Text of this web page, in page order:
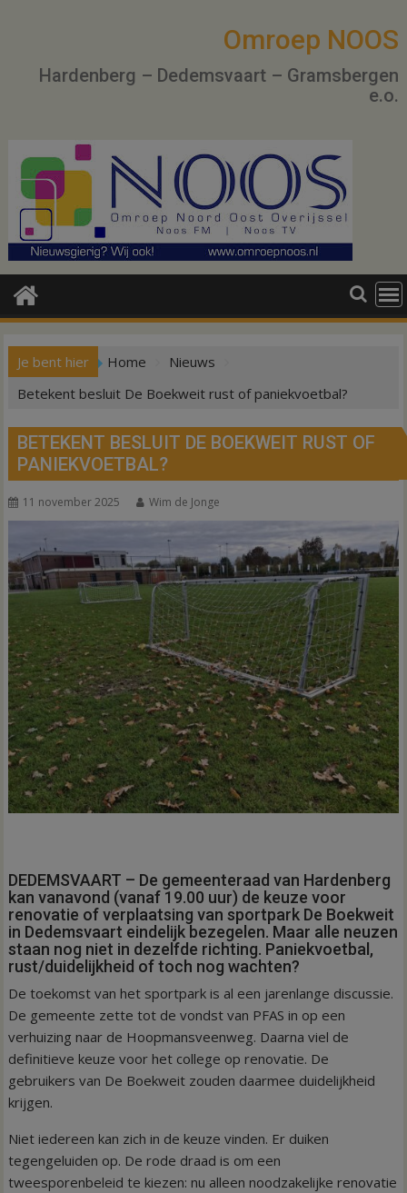
Omroep NOOS
Hardenberg – Dedemsvaart – Gramsbergen
e.o.
Je bent hier Home
Nieuws
Betekent besluit De Boekweit rust of paniekvoetbal?
BETEKENT BESLUIT DE BOEKWEIT RUST OF
PANIEKVOETBAL?
11 november 2025 Wim de Jonge
DEDEMSVAART – De gemeenteraad van Hardenberg
kan vanavond (vanaf 19.00 uur) de keuze voor
renovatie of verplaatsing van sportpark De Boekweit
in Dedemsvaart eindelijk bezegelen. Maar alle neuzen
staan nog niet in dezelfde richting. Paniekvoetbal,
rust/duidelijkheid of toch nog wachten?
De toekomst van het sportpark is al een jarenlange discussie.
De gemeente zette tot de vondst van PFAS in op een
verhuizing naar de Hoopmansveenweg. Daarna viel de
definitieve keuze voor het college op renovatie. De
gebruikers van De Boekweit zouden daarmee duidelijkheid
krijgen.
Niet iedereen kan zich in de keuze vinden. Er duiken
tegengeluiden op. De rode draad is om een
tweesporenbeleid te kiezen: nu alleen noodzakelijke renovatie